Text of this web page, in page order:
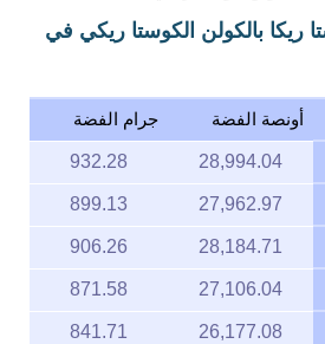
بالكولن الكوستا ريكي في
أونصة الفضة جرام الفضة
28,994.04
932.28
27,962.97
899.13
28,184.71
906.26
27,106.04
871.58
26,177.08
841.71